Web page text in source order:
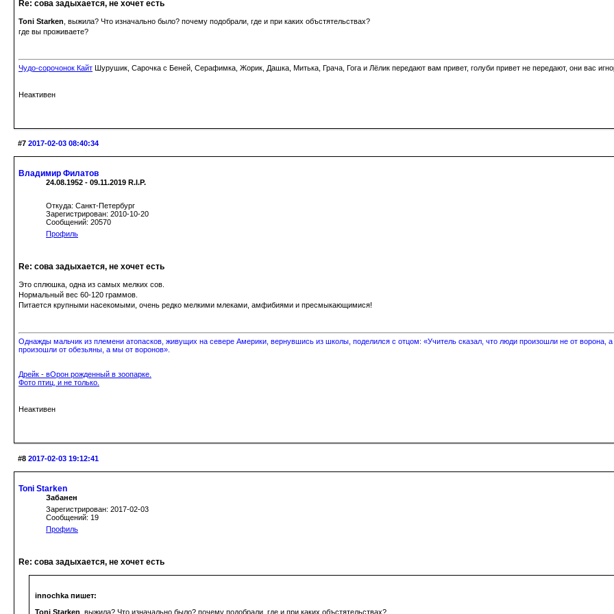
Re: сова задыхается, не хочет есть
Toni Starken , выжила? Что изначально было? почему подобрали, где и при каких объстятельствах?
где вы проживаете?
Чудо-сорочонок Кайт Шурушик, Сарочка с Беней, Серафимка, Жорик, Дашка, Митька, Грача, Гога и Лёлик передают вам привет, голуби привет не передают, они вас
Неактивен
#7 2017-02-03 08:40:34
Владимир Филатов
24.08.1952 - 09.11.2019 R.I.P.
Откуда: Санкт-Петербург
Зарегистрирован: 2010-10-20
Сообщений: 20570
Профиль
Re: сова задыхается, не хочет есть
Это сплюшка, одна из самых мелких сов.
Нормальный вес 60-120 граммов.
Питается крупными насекомыми, очень редко мелкими млеками, амфибиями и пресмыкающимися!
Однажды мальчик из племени атопасков, живущих на севере Америки, вернувшись из школы, поделился с отцом: «Учитель сказал, что люди произошли не от ворона,
произошли от обезьяны, а мы от воронов».
Дрейк - вОрон рожденный в зоопарке.
Фото птиц, и не только.
Неактивен
#8 2017-02-03 19:12:41
Toni Starken
Забанен
Зарегистрирован: 2017-02-03
Сообщений: 19
Профиль
Re: сова задыхается, не хочет есть
innochka пишет:
Toni Starken , выжила? Что изначально было? почему подобрали, где и при каких объстятельствах?